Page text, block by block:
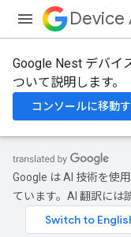
Device
Google Nest デバイ
ついて説明します。
コンソールに移動
Google は AI 技術を使
ています。AI 翻訳には